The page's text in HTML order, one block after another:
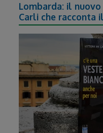
Lombarda: il
Carli che racconta